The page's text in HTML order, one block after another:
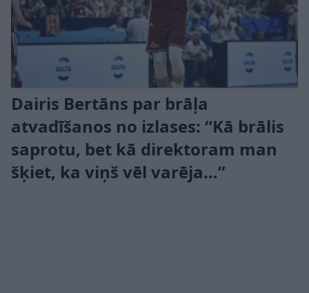
Dairis Bertāns par brāļa
atvadīšanos no izlases: “Kā brālis
saprotu, bet kā direktoram man
šķiet, ka viņš vēl varēja…”